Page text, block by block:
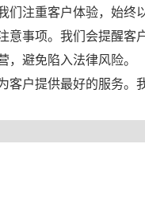
注重客户体验，始终
意事项。我们会提醒
，避免陷入法律风险。
户提供最好的服务。